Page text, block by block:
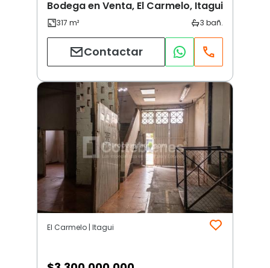
Bodega en Venta, El Carmelo, Itagui
Contactar
El Carmelo | Itagui